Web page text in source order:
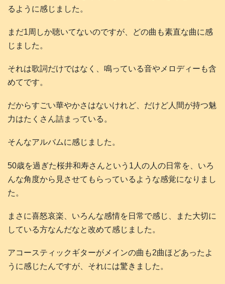
るように感じました。
まだ1周しか聴いてないのですが、どの曲も素直な曲に感
じました。
それは歌詞だけではなく、鳴っている音やメロディーも含
めてです。
だからすごい華やかさはないけれど、だけど人間が持つ魅
力はたくさん詰まっている。
そんなアルバムに感じました。
50歳を過ぎた桜井和寿さんという1人の人の日常を、いろ
んな角度から見させてもらっているような感覚になりまし
た。
まさに喜怒哀楽、いろんな感情を日常で感じ、また大切に
している方なんだなと改めて感じました。
アコースティックギターがメインの曲も2曲ほどあったよ
うに感じたんですが、それには驚きました。